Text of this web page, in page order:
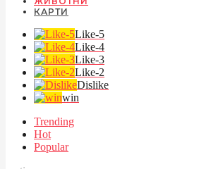
КАРТИ
Like-5
Like-4
Like-3
Like-2
Dislike
win
Trending
Hot
Popular